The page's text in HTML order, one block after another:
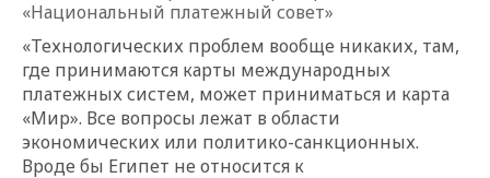
«Национальный платежный совет»
«Технологических проблем вообще никаких, там,
где принимаются карты международных
платежных систем, может приниматься и карта
«Мир». Все вопросы лежат в области
экономических или политико-санкционных.
Вроде бы Египет не относится к